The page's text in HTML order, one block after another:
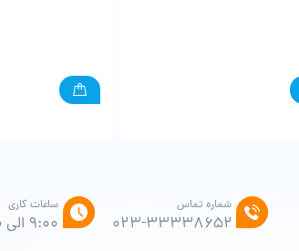
شماره تماس
۰۲۳-۳۳۳۳۸۶۵۲
ساعات کاری
9:00 الی 17:00